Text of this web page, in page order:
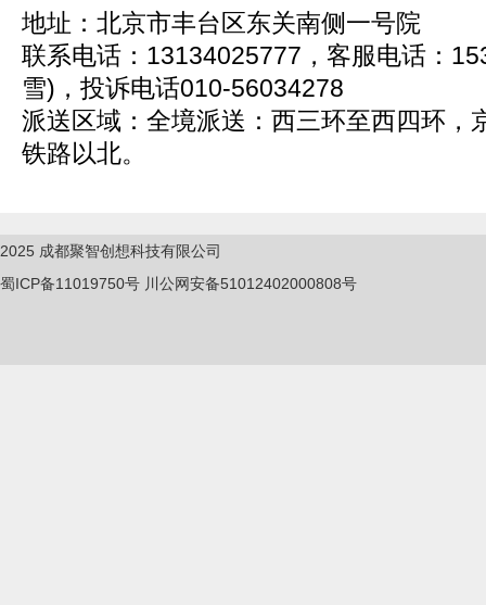
地址：北京市丰台区东关南侧一号院
联系电话：13134025777，客服电话：
雪)，投诉电话010-56034278
派送区域：全境派送：西三环至西四环，
铁路以北。
2025 成都聚智创想科技有限公司
蜀ICP备11019750号 川公网安备51012402000808号